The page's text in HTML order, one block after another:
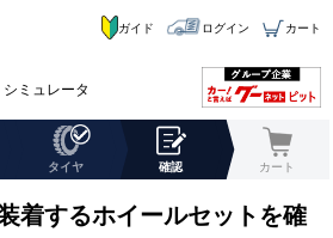
シミュレータ
ガイド ログイン カート
タイヤ 確認 カート
着するホイールセットを確